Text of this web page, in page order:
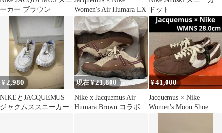
ーカー ブラウン
Women's Air Humara LX
ドット
¥ 2,980
NIKEとJACQUEMUS
ジャクムススニーカー
現在 ¥21,800
Nike x Jacquemus Air
Humara Brown コラボ
¥41,000
Jacquemus × Nike
Women's Moon Shoe